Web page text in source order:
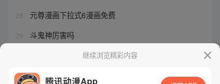
28 元尊漫画下拉式6漫画免费
29 斗鬼神厉害吗
大象无形主角唐卡身世继续浏览精彩内容
腾讯动漫App